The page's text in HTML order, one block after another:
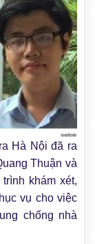
Hà Nội đã ra
Thuận và
khám xét,
vụ cho việc
chống nhà